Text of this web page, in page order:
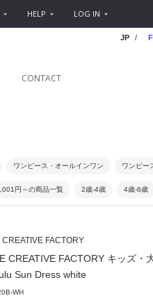
HELP LOG IN
JP /
CONTACT
ワンピース・オールインワン ワンピー
円～の商品一覧 2歳-4歳 4歳-6歳
CREATIVE FACTORY
CREATIVE FACTORY キッズ・
Sun Dress white
WH